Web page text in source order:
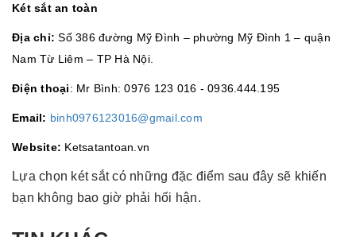
Két sắt an toàn
Địa chỉ: Số 386 đường Mỹ Đình – phường Mỹ Đình 1 – quận
Nam Từ Liêm – TP Hà Nội.
Điện thoại: Mr Bình: 0976 123 016 - 0936.444.195
Email: binh0976123016@gmail.com
Website: Ketsatantoan.vn
Lựa chọn két sắt có những đặc điểm sau đây sẽ khiến
bạn không bao giờ phải hối hận.